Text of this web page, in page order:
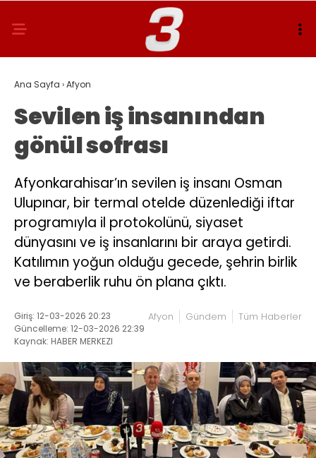
Ana Sayfa ›Afyon
Sevilen iş insanından
gönül sofrası
Afyonkarahisar’ın sevilen iş insanı Osman
Ulupınar, bir termal otelde düzenlediği iftar
programıyla il protokolünü, siyaset
dünyasını ve iş insanlarını bir araya getirdi.
Katılımın yoğun olduğu gecede, şehrin birlik
ve beraberlik ruhu ön plana çıktı.
Giriş: 12-03-2026 20:23
Güncelleme: 12-03-2026 22:39
Kaynak: HABER MERKEZI
Afyon Gündem Tüm Haberler